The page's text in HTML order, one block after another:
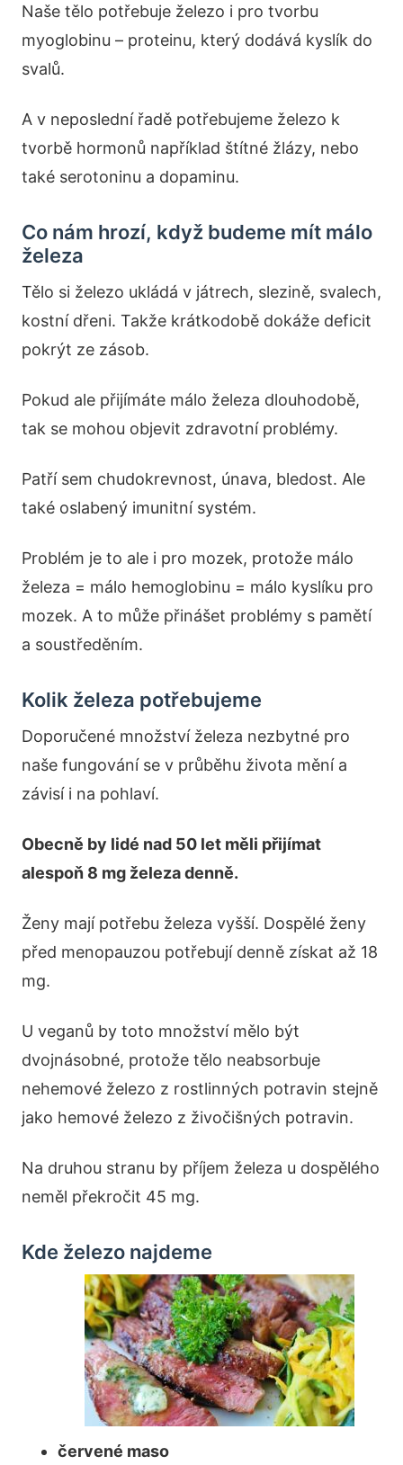
Naše tělo potřebuje železo i pro tvorbu
myoglobinu – proteinu, který dodává kyslík do
svalů.
A v neposlední řadě potřebujeme železo k
tvorbě hormonů například štítné žlázy, nebo
také serotoninu a dopaminu.
Co nám hrozí, když budeme mít málo
železa
Tělo si železo ukládá v játrech, slezině, svalech,
kostní dřeni. Takže krátkodobě dokáže deficit
pokrýt ze zásob.
Pokud ale přijímáte málo železa dlouhodobě,
tak se mohou objevit zdravotní problémy.
Patří sem chudokrevnost, únava, bledost. Ale
také oslabený imunitní systém.
Problém je to ale i pro mozek, protože málo
železa = málo hemoglobinu = málo kyslíku pro
mozek. A to může přinášet problémy s pamětí
a soustředěním.
Kolik železa potřebujeme
Doporučené množství železa nezbytné pro
naše fungování se v průběhu života mění a
závisí i na pohlaví.
Obecně by lidé nad 50 let měli přijímat
alespoň 8 mg železa denně.
Ženy mají potřebu železa vyšší. Dospělé ženy
před menopauzou potřebují denně získat až 18
mg.
U veganů by toto množství mělo být
dvojnásobné, protože tělo neabsorbuje
nehemové železo z rostlinných potravin stejně
jako hemové železo z živočišných potravin.
Na druhou stranu by příjem železa u dospělého
neměl překročit 45 mg.
Kde železo najdeme
červené maso